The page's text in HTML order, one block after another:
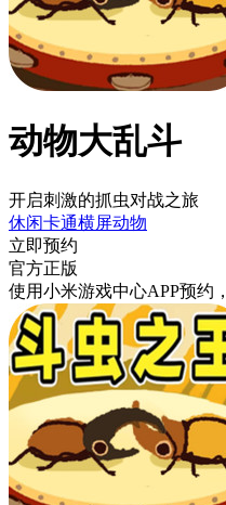
动物大乱斗
开启刺激的抓虫对战之旅
休闲卡通横屏动物
立即预约
官方正版
使用小米游戏中心APP预约